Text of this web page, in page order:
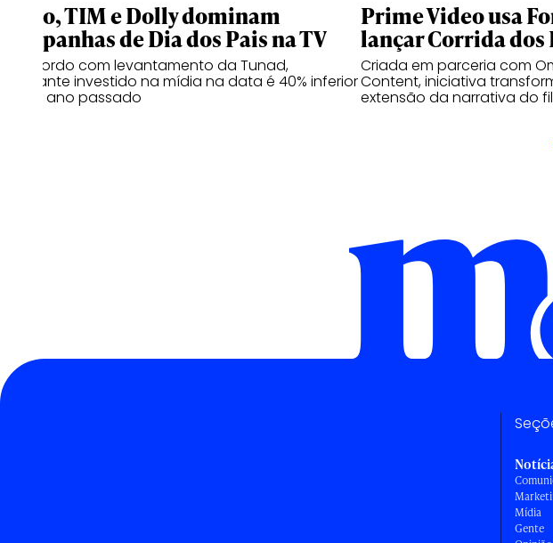
Claro, TIM e Dolly dominam
campanhas de Dia dos Pais na TV
De acordo com levantamento da Tunad,
montante investido na mídia na data é 40% inferior
ao do ano passado
Prime Video usa
lançar Corrida dos
Criada em parceria com
Content, iniciativa
extensão da narrativa do
Mídia
Gente